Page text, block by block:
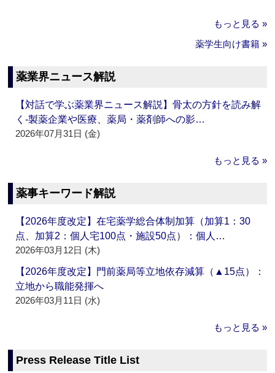
もっと見る »
薬学生向け書籍 »
薬業界ニュース解説
【対話で学ぶ薬業界ニュース解説】骨太の方針を読み解
く‐製薬企業や医療、薬局・薬剤師への影…
2026年07月31日 (金)
もっと見る »
薬事キーワード解説
【2026年度改定】在宅薬学総合体制加算（加算1：30
点、加算2：個人宅100点・施設50点）：個人…
2026年03月12日 (木)
【2026年度改定】門前薬局等立地依存減算（▲15点）：
立地から職能発揮へ
2026年03月11日 (水)
もっと見る »
Press Release Title List